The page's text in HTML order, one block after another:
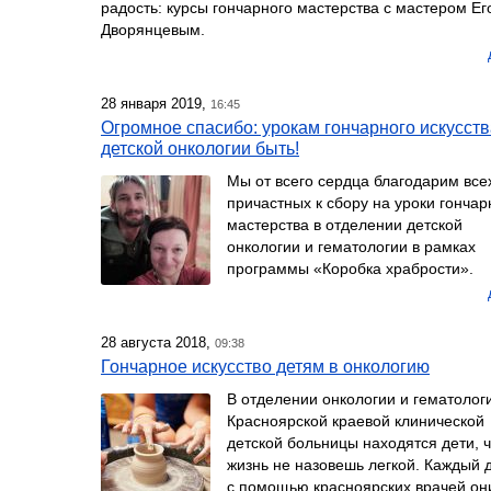
радость: курсы гончарного мастерства с мастером
Дворянцевым.
28 января 2019, 16:45
Огромное спасибо: урокам гончарного
детской онкологии быть!
Мы от всего сердца благодарим
причастных к сбору на уроки
мастерства в отделении детской
онкологии и гематологии в рамках
программы «Коробка храбрости».
28 августа 2018, 09:38
Гончарное искусство детям в онкологию
В отделении онкологии и
Красноярской краевой клинической
детской больницы находятся дети,
жизнь не назовешь легкой. Каждый
с помощью красноярских врачей